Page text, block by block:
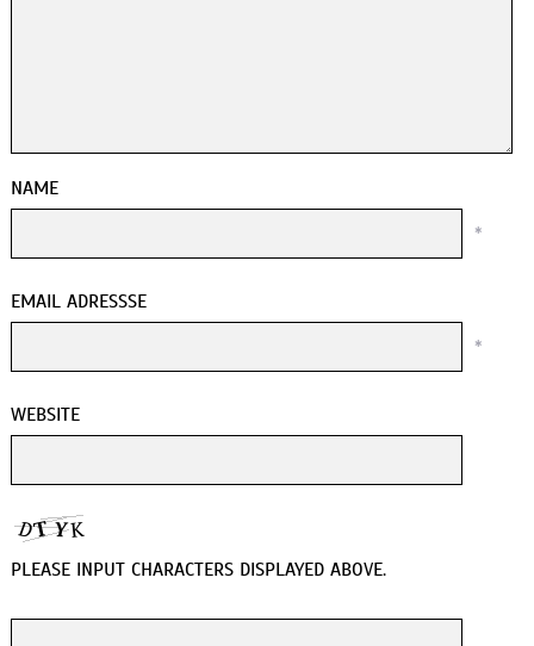
NAME
*
EMAIL ADRESSSE
*
WEBSITE
PLEASE INPUT CHARACTERS DISPLAYED ABOVE.